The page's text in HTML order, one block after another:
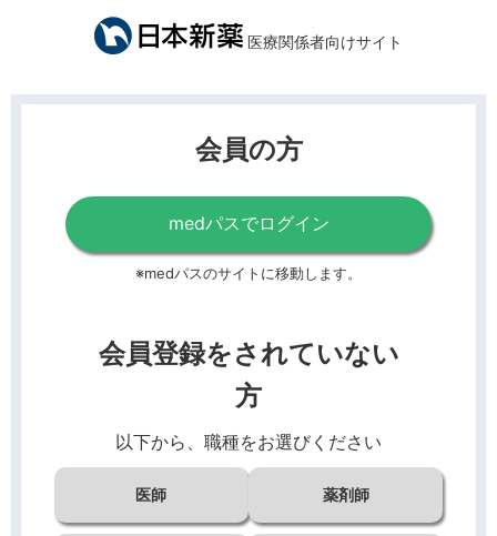
医療関係者向けサイト
会員の方
medパスでログイン
※medパスのサイトに移動します。
会員登録をされていない
方
以下から、職種をお選びください
医師 薬剤師